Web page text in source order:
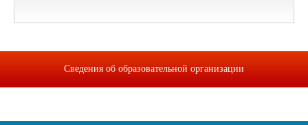
Сведения об образовательной организации